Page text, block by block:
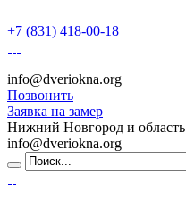
+7 (831) 418-00-18
info@dveriokna.org
Позвонить
Заявка на замер
Нижний Новгород и область
info@dveriokna.org